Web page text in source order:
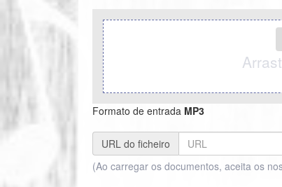
Formato de entrada MP3
URL do ficheiro
(Ao carregar os documentos, aceita os